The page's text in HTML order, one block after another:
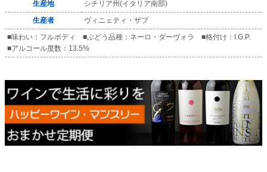
生産地
シチリア州(イタリア南部)
生産者
ヴィニェティ・ザブ
■味わい：フルボディ ■ぶどう品種：ネーロ・ダーヴォラ ■格付け：I.G.P.
■アルコール度数：13.5%